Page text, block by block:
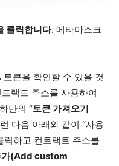
클릭합니다. 메타마스크
큰을 확인할 수 있을 것
랙트 주소를 사용하여
단의 “토큰 가져오기
다음 아래와 같이 “사용
릭하고 컨트랙트 주소를
가(Add custom